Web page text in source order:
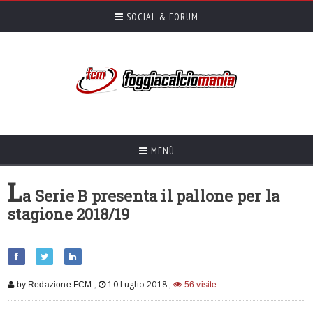
SOCIAL & FORUM
MENÙ
La Serie B presenta il pallone per la
stagione 2018/19
by Redazione FCM , 10 Luglio 2018 , 56 visite